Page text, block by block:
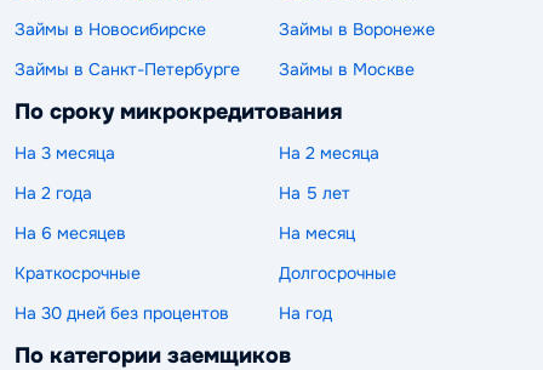
Займы в Новосибирске
Займы в Воронеже
Займы в Санкт-Петербурге
Займы в Москве
По сроку микрокредитования
На 3 месяца
На 2 месяца
На 2 года
На 5 лет
На 6 месяцев
На месяц
Краткосрочные
Долгосрочные
На 30 дней без процентов
На год
По категории заемщиков